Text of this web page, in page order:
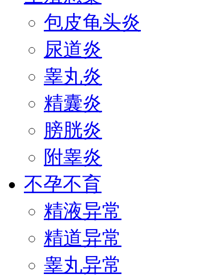
包皮龟头炎
尿道炎
睾丸炎
精囊炎
膀胱炎
附睾炎
不孕不育
精液异常
精道异常
睾丸异常